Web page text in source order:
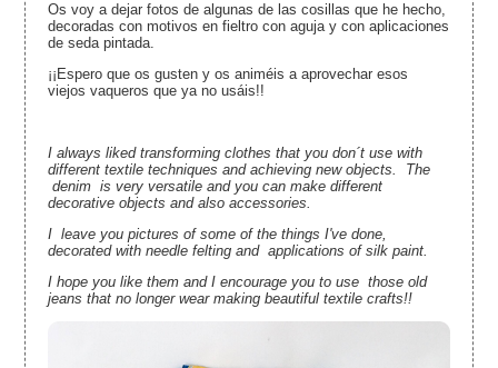
Os voy a dejar fotos de algunas de las cosillas que he hecho,
decoradas con motivos en fieltro con aguja y con aplicaciones
de seda pintada.
¡¡Espero que os gusten y os animéis a aprovechar esos
viejos vaqueros que ya no usáis!!
I always liked transforming clothes that you don´t use with
different textile techniques and achieving new objects. The
denim is very versatile and you can make different
decorative objects and also accessories.
I leave you pictures of some of the things I've done,
decorated with needle felting and applications of silk paint.
I hope you like them and I encourage you to use those old
jeans that no longer wear making beautiful textile crafts!!